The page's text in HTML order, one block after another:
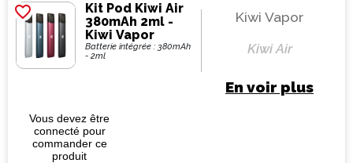
favorite_border
Kit Pod Kiwi Air
380mAh 2ml -
Kiwi Vapor
Batterie intégrée : 380mAh
- 2ml
Kiwi Vapor
Kiwi Air
En voir plus
Vous devez être
connecté pour
commander ce
produit